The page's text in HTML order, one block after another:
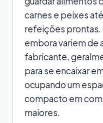
carnes e peixes
refeições prontas.
embora variem de
fabricante,
para se encaixar
ocupando um
compacto em
maiores.